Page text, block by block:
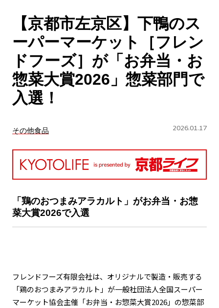
ABOUT US
Instagram
チケットプレゼント応募
MAIN MENU
SERIES
カレーが好き
私と店のはなし
今月の京みやげ
【京都市左京区】下鴨のス
ーパーマーケット［フレン
ドフーズ］が「お弁当・お
惣菜大賞2026」惣菜部門で
入選！
その他食品 2026.01.17
「鶏のおつまみアラカルト」がお弁当・お惣
菜大賞2026で入選
フレンドフーズ有限会社は、オリジナルで製造・販売する
「鶏のおつまみアラカルト」が一般社団法人全国スーパー
マーケット協会主催「お弁当・お惣菜大賞2026」の惣菜部